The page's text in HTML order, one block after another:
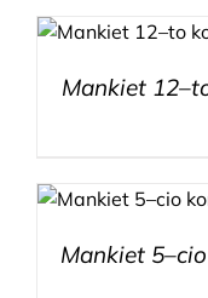
Mankiet
Mankiet